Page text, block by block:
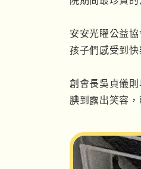
安安光矅公益
孩子們感受到
創會長吳貞儀
腆到露出笑容